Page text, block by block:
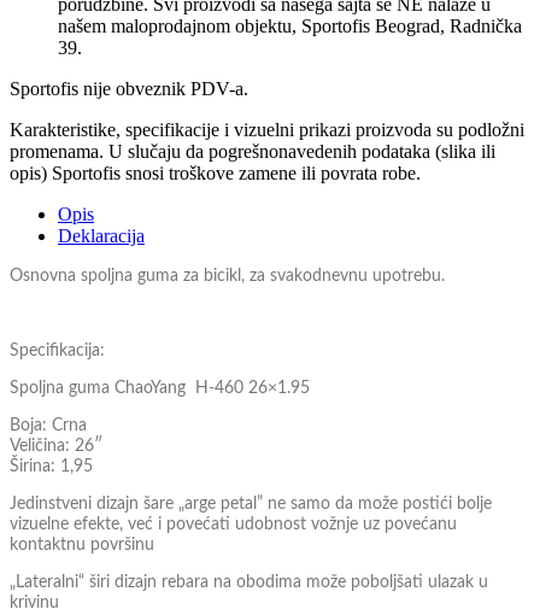
našem maloprodajnom objektu, Sportofis Beograd, Radnička
39.
Sportofis nije obveznik PDV-a.
Karakteristike, specifikacije i vizuelni prikazi proizvoda su podložni
promenama. U slučaju da pogrešnonavedenih podataka (slika ili
opis) Sportofis snosi troškove zamene ili povrata robe.
Opis
Deklaracija
Osnovna spoljna guma za bicikl, za svakodnevnu upotrebu.
Specifikacija:
Spoljna guma ChaoYang H-460 26×1.95
Boja: Crna
Veličina: 26″
Širina: 1,95
Jedinstveni dizajn šare „arge petal” ne samo da može postići bolje
vizuelne efekte, već i povećati udobnost vožnje uz povećanu
kontaktnu površinu
„Lateralni“ širi dizajn rebara na obodima može poboljšati ulazak u
krivinu